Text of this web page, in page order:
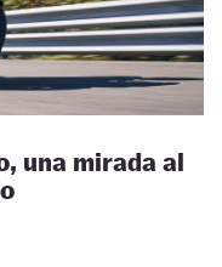
una mirada al